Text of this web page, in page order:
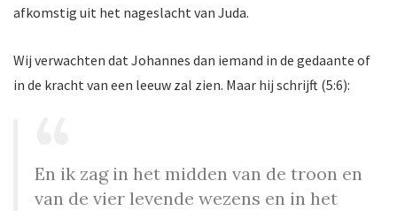
afkomstig uit het nageslacht van Juda.
Wij verwachten dat Johannes dan iemand in de gedaante of
in de kracht van een leeuw zal zien. Maar hij schrijft (5:6):
En ik zag in het midden van de troon en
van de vier levende wezens en in het